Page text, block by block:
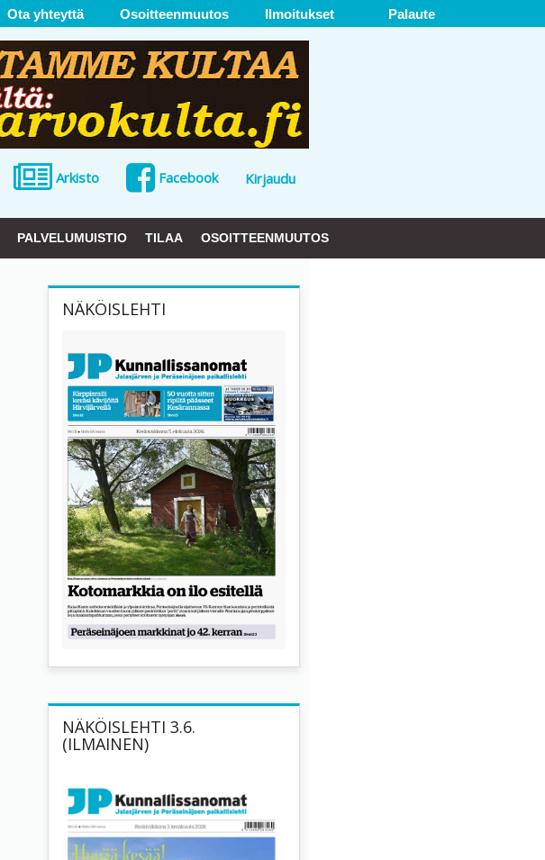
Ota yhteyttä Osoitteenmuutos Ilmoitukset Palaute
Arkisto Facebook Kirjaudu
PALVELUMUISTIO TILAA OSOITTEENMUUTOS
NÄKÖISLEHTI
NÄKÖISLEHTI 3.6.
(ILMAINEN)